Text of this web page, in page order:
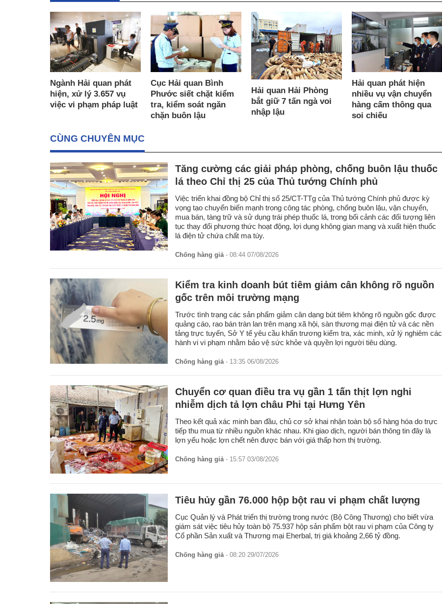
Ngành Hải quan phát
hiện, xử lý 3.657 vụ
việc vi phạm pháp luật
Cục Hải quan Bình
Phước siết chặt kiểm
tra, kiểm soát ngăn
chặn buôn lậu
Hải quan Hải Phòng
bắt giữ 7 tấn ngà voi
nhập lậu
Hải quan phát hiện
nhiều vụ vận chuyển
hàng cấm thông qua
soi chiếu
CÙNG CHUYÊN MỤC
Tăng cường các giải pháp phòng, chống buôn lậu thuốc
lá theo Chỉ thị 25 của Thủ tướng Chính phủ
Việc triển khai đồng bộ Chỉ thị số 25/CT-TTg của Thủ tướng Chính phủ được kỳ
vọng tạo chuyển biến mạnh trong công tác phòng, chống buôn lậu, vận chuyển,
mua bán, tàng trữ và sử dụng trái phép thuốc lá, trong bối cảnh các đối tượng liên
tục thay đổi phương thức hoạt động, lợi dụng không gian mạng và xuất hiện thuốc
lá điện tử chứa chất ma túy.
Chống hàng giả- 08:44 07/08/2026
Kiểm tra kinh doanh bút tiêm giảm cân không rõ nguồn
gốc trên môi trường mạng
Trước tình trạng các sản phẩm giảm cân dạng bút tiêm không rõ nguồn gốc được
quảng cáo, rao bán tràn lan trên mạng xã hội, sàn thương mại điện tử và các nền
tảng trực tuyến, Sở Y tế yêu cầu khẩn trương kiểm tra, xác minh, xử lý nghiêm các
hành vi vi phạm nhằm bảo vệ sức khỏe và quyền lợi người tiêu dùng.
Chống hàng giả- 13:35 06/08/2026
Chuyển cơ quan điều tra vụ gần 1 tấn thịt lợn nghi
nhiễm dịch tả lợn châu Phi tại Hưng Yên
Theo kết quả xác minh ban đầu, chủ cơ sở khai nhận toàn bộ số hàng hóa do trực
tiếp thu mua từ nhiều nguồn khác nhau. Khi giao dịch, người bán thông tin đây là
lợn yếu hoặc lợn chết nên được bán với giá thấp hơn thị trường.
Chống hàng giả- 15:57 03/08/2026
Tiêu hủy gần 76.000 hộp bột rau vi phạm chất lượng
Cục Quản lý và Phát triển thị trường trong nước (Bộ Công Thương) cho biết vừa
giám sát việc tiêu hủy toàn bộ 75.937 hộp sản phẩm bột rau vi phạm của Công ty
Cổ phần Sản xuất và Thương mại Eherbal, trị giá khoảng 2,66 tỷ đồng.
Chống hàng giả- 08:20 29/07/2026